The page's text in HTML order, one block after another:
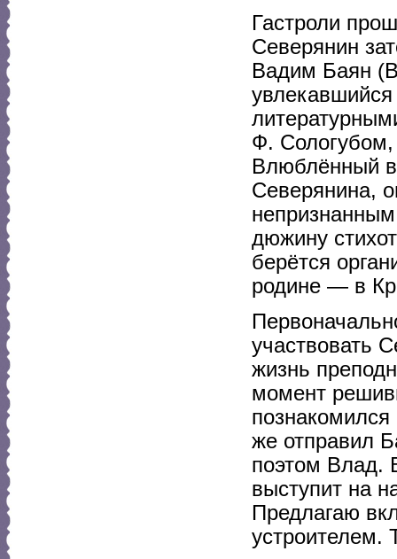
Гастроли
Северянин
Вадим Баян
Ф. Сологубом,
Влюблённый
Северянина,
дюжину
берётся
родине — в
участвовать
жизнь
момент
же отправил
поэтом Влад.
выступит на
Предлагаю
устроителем.